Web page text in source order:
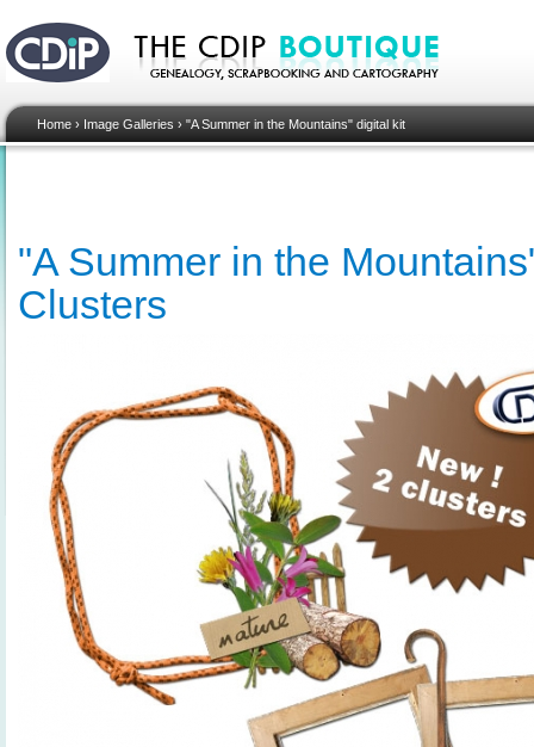
Home › Image Galleries › "A Summer in the Mountains" digital kit
"A Summer in the
Clusters